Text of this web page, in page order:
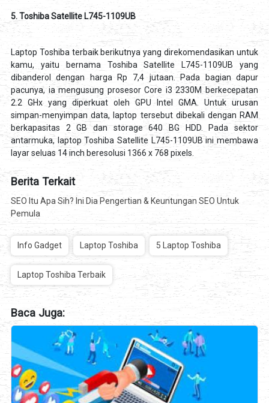
5. Toshiba Satellite L745-1109UB
Laptop Toshiba terbaik berikutnya yang direkomendasikan untuk
kamu, yaitu bernama Toshiba Satellite L745-1109UB yang
dibanderol dengan harga Rp 7,4 jutaan. Pada bagian dapur
pacunya, ia mengusung prosesor Core i3 2330M berkecepatan
2.2 GHx yang diperkuat oleh GPU Intel GMA. Untuk urusan
simpan-menyimpan data, laptop tersebut dibekali dengan RAM
berkapasitas 2 GB dan storage 640 BG HDD. Pada sektor
antarmuka, laptop Toshiba Satellite L745-1109UB ini membawa
layar seluas 14 inch beresolusi 1366 x 768 pixels.
Berita Terkait
SEO Itu Apa Sih? Ini Dia Pengertian & Keuntungan SEO Untuk
Pemula
Info Gadget Laptop Toshiba 5 Laptop Toshiba
Laptop Toshiba Terbaik
Baca Juga: